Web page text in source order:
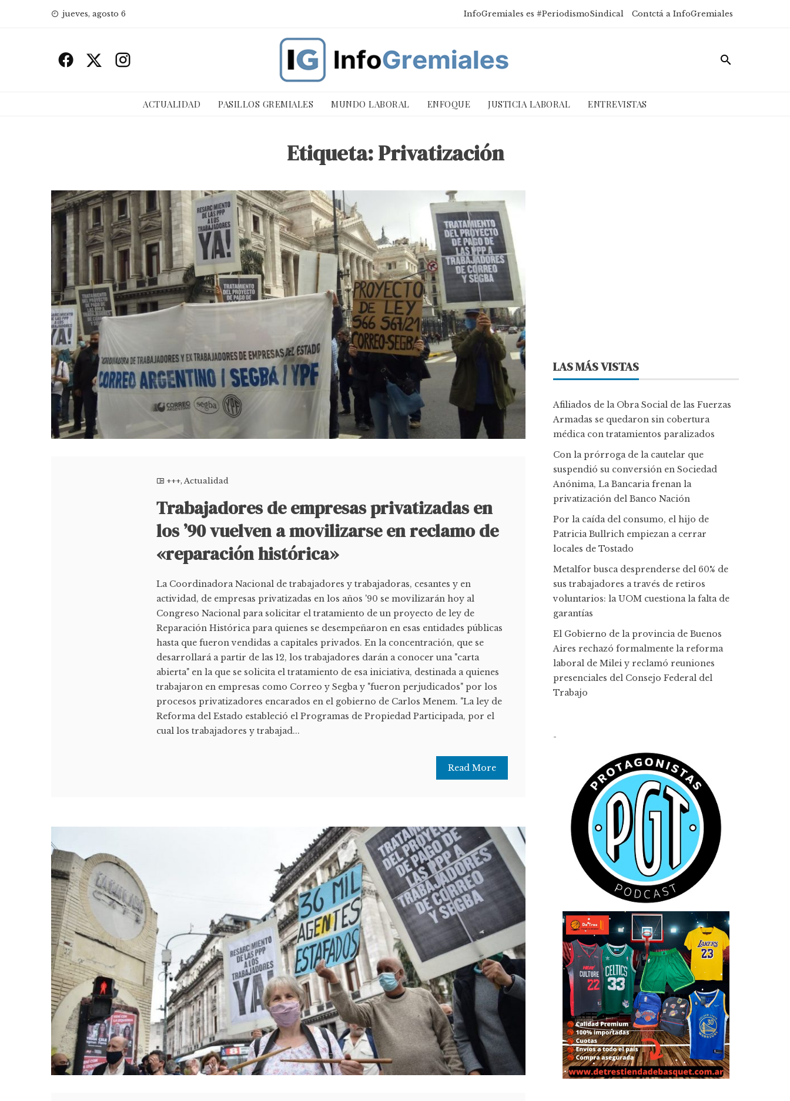
jueves, agosto 6 InfoGremiales es #PeriodismoSindical Contctá a InfoGremiales
ACTUALIDAD PASILLOS GREMIALES MUNDO LABORAL ENFOQUE JUSTICIA LABORAL ENTREVISTAS
Etiqueta:Privatización
+++,Actualidad
Trabajadores de empresas privatizadas en
los ’90 vuelven a movilizarse en reclamo de
«reparación histórica»
La Coordinadora Nacional de trabajadores y trabajadoras, cesantes y en
actividad, de empresas privatizadas en los años '90 se movilizarán hoy al
Congreso Nacional para solicitar el tratamiento de un proyecto de ley de
Reparación Histórica para quienes se desempeñaron en esas entidades públicas
hasta que fueron vendidas a capitales privados. En la concentración, que se
desarrollará a partir de las 12, los trabajadores darán a conocer una "carta
abierta" en la que se solicita el tratamiento de esa iniciativa, destinada a quienes
trabajaron en empresas como Correo y Segba y "fueron perjudicados" por los
procesos privatizadores encarados en el gobierno de Carlos Menem. "La ley de
Reforma del Estado estableció el Programas de Propiedad Participada, por el
cual los trabajadores y trabajad...
Read More
LAS MÁS VISTAS
Afiliados de la Obra Social de las Fuerzas
Armadas se quedaron sin cobertura
médica con tratamientos paralizados
Con la prórroga de la cautelar que
suspendió su conversión en Sociedad
Anónima, La Bancaria frenan la
privatización del Banco Nación
Por la caída del consumo, el hijo de
Patricia Bullrich empiezan a cerrar
locales de Tostado
Metalfor busca desprenderse del 60% de
sus trabajadores a través de retiros
voluntarios: la UOM cuestiona la falta de
garantías
El Gobierno de la provincia de Buenos
Aires rechazó formalmente la reforma
laboral de Milei y reclamó reuniones
presenciales del Consejo Federal del
Trabajo
-